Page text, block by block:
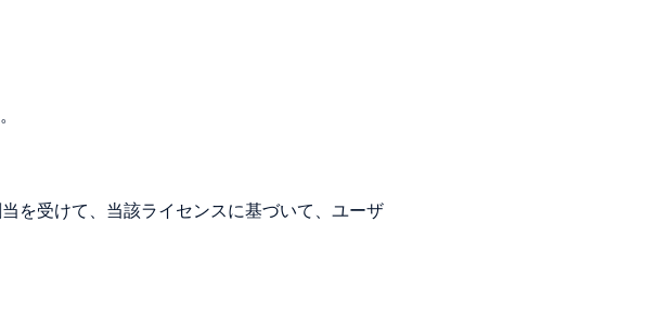
を受けて、当該ライセンスに基づいて、ユーザ